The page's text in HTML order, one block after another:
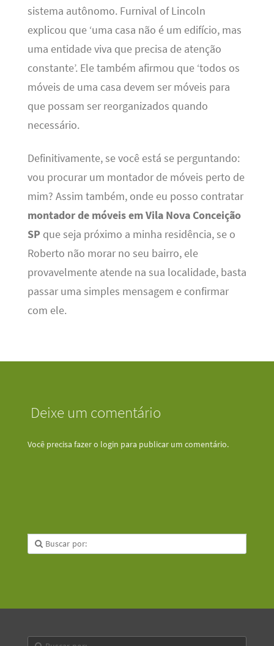
sistema autônomo. Furnival of Lincoln
explicou que ‘uma casa não é um edifício, mas
uma entidade viva que precisa de atenção
constante’. Ele também afirmou que ‘todos os
móveis de uma casa devem ser móveis para
que possam ser reorganizados quando
necessário.
Definitivamente, se você está se perguntando:
vou procurar um montador de móveis perto de
mim? Assim também, onde eu posso contratar
montador de móveis em Vila Nova Conceição
SP que seja próximo a minha residência, se o
Roberto não morar no seu bairro, ele
provavelmente atende na sua localidade, basta
passar uma simples mensagem e confirmar
com ele.
Deixe um comentário
Você precisa fazer o login para publicar um comentário.